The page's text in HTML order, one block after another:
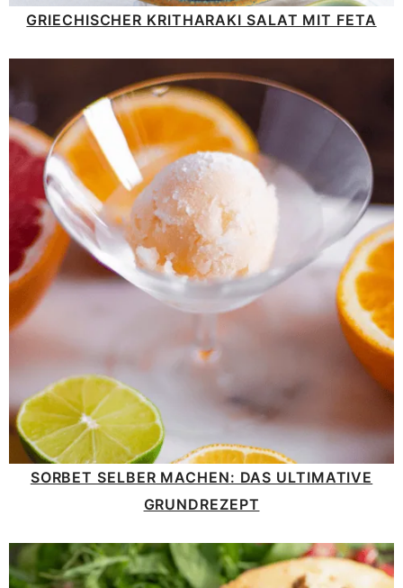
GRIECHISCHER KRITHARAKI SALAT MIT FETA
SORBET SELBER MACHEN: DAS ULTIMATIVE
GRUNDREZEPT